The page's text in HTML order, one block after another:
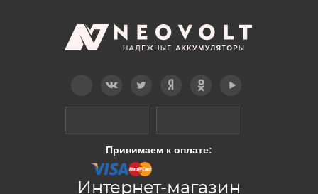
Принимаем к оплате:
Интернет-магазин